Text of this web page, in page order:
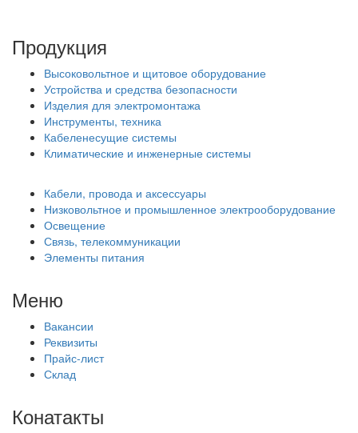
Продукция
Высоковольтное и щитовое оборудование
Устройства и средства безопасности
Изделия для электромонтажа
Инструменты, техника
Кабеленесущие системы
Климатические и инженерные системы
Кабели, провода и аксессуары
Низковольтное и промышленное электрооборудование
Освещение
Связь, телекоммуникации
Элементы питания
Меню
Вакансии
Реквизиты
Прайс-лист
Склад
Конатакты